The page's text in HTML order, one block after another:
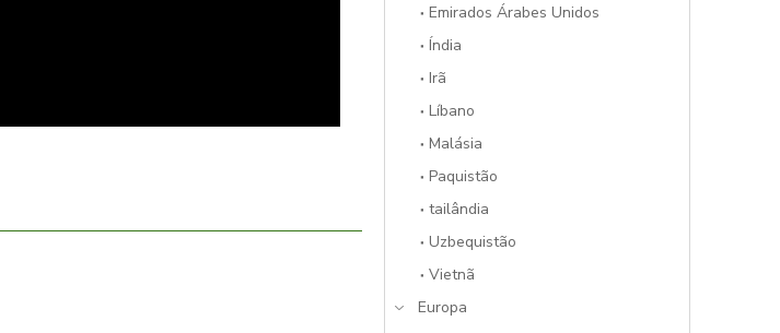
Emirados Árabes Unidos
Índia
Irã
Líbano
Malásia
Paquistão
tailândia
Uzbequistão
Vietnã
Europa